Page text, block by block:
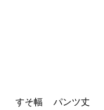
すそ幅
パンツ丈